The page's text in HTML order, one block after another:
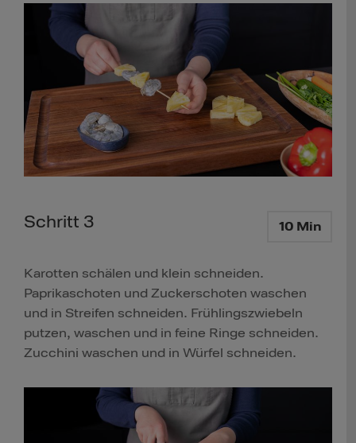
Schritt 3 10 Min
Karotten schälen und klein schneiden.
Paprikaschoten und Zuckerschoten waschen
und in Streifen schneiden. Frühlingszwiebeln
putzen, waschen und in feine Ringe schneiden.
Zucchini waschen und in Würfel schneiden.